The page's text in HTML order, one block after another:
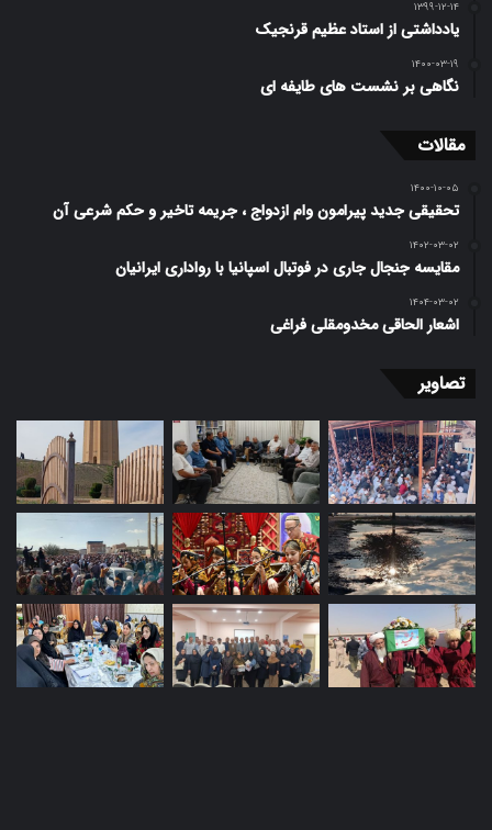
۱۳۹۹-۱۲-۱۴
یادداشتی از استاد عظیم قرنجیک
۱۴۰۰-۰۳-۱۹
نگاهی بر نشست های طایفه ای
مقالات
۱۴۰۰-۱۰-۰۵
تحقیقی جدید پیرامون وام ازدواج ، جریمه تاخیر و حکم شرعی آن
۱۴۰۲-۰۳-۰۲
مقایسه جنجال جاری در فوتبال اسپانیا با رواداری ایرانیان
۱۴۰۴-۰۳-۰۲
اشعار الحاقی مخدومقلی فراغی
تصاویر